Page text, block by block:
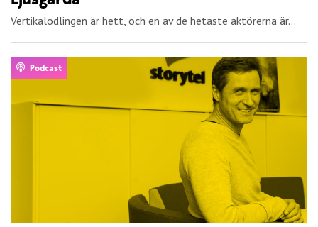
Vertikalodlingen är hett, och en av de hetaste aktörerna är...
Podcast